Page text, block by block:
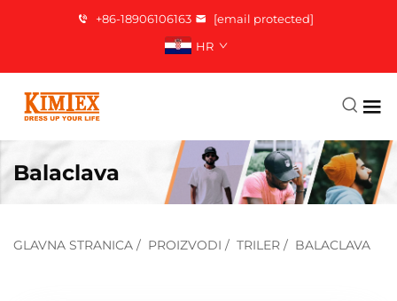
+86-18906106163
[email protected]
HR
Balaclava
GLAVNA STRANICA / PROIZVODI / TRILER / BALACLAVA